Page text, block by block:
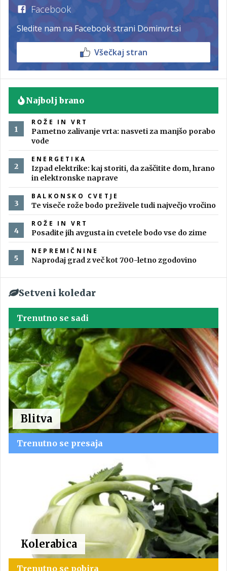
Facebook
Sledite nam na Facebook strani Dominvrt.si
Všečkaj stran
Najbolj brano
ROŽE IN VRT
Pametno zalivanje vrta: nasveti za manjšo porabo
vode
ENERGETIKA
Izpad elektrike: kaj storiti, da zaščitite dom, hrano
in elektronske naprave
BALKONSKO CVETJE
Te viseče rože bodo preživele tudi največjo vročino
ROŽE IN VRT
Posadite jih avgusta in cvetele bodo vse do zime
NEPREMIČNINE
Naprodaj grad z več kot 700-letno zgodovino
Setveni koledar
Trenutno se sadi
Blitva
Trenutno se presaja
Kolerabica
Trenutno se pobira